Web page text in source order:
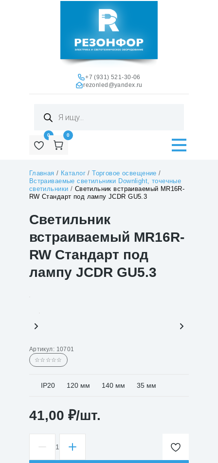
+7 (931) 521-30-06
rezonled@yandex.ru
товаров
0 0
Главная / Каталог/Торговое освещение /
Встраиваемые светильники Downlight, точечные
светильники / Светильник встраиваемый MR16R-
RW Стандарт под лампу JCDR GU5.3
Светильник
встраиваемый MR16R-
RW Стандарт под
лампу JCDR GU5.3
Артикул: 10701
☆☆☆☆☆
IP20 120 мм 140 мм 35 мм
41,00 ₽/шт.
Количество
товара
1